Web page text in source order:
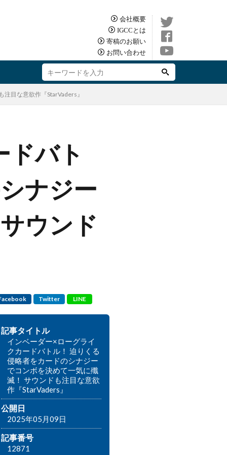
会社概要
IGCCとは
寄稿のお願い
お問い合わせ
目な意欲作『StarVaders』
バト
ナジー
ウンド
Twitter LINE
記事タイトル
インベーダー×ローグライ
クカードバトル！ 迫りくる
侵略者をカードのシナジー
でコンボを決めて一気に殲
滅！ サウンドも注目な意欲
作『StarVaders』
公開日
2025年05月09日
記事番号
12871